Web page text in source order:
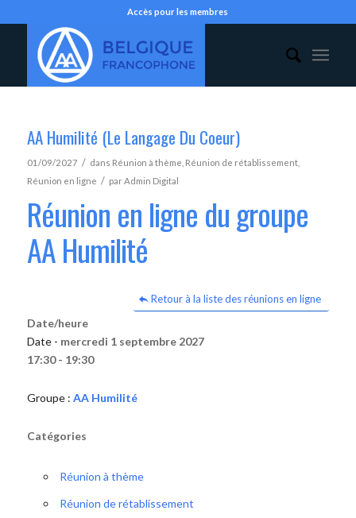
Accès pour les membres
AA Humilité (Le Langage Du Coeur)
01/09/2027 / dans Réunion à thème Réunion de rétablissement,
Réunion en ligne / parAdmin Digital
Réunion en ligne du groupe
AA Humilité
Retour à la liste des réunions en ligne
Date/heure
Date - mercredi 1 septembre 2027
17:30 - 19:30
Groupe : AA Humilité
Catégories
Réunion à thème
Réunion de rétablissement